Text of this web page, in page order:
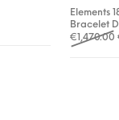
Elements
Bracelet
€ 1,470.00